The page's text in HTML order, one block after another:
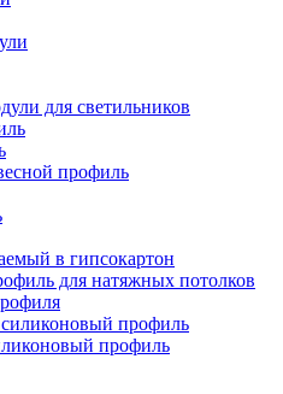
для светильников
профиль
в гипсокартон
для натяжных потолков
профиль